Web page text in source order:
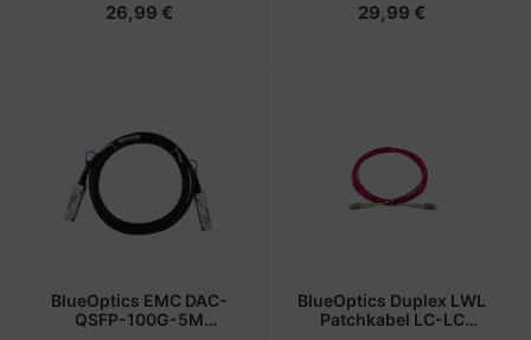
26,99 € 29,99 €
BlueOptics EMC DAC-
QSFP-100G-5M
BlueOptics Duplex LWL
Patchkabel LC-LC